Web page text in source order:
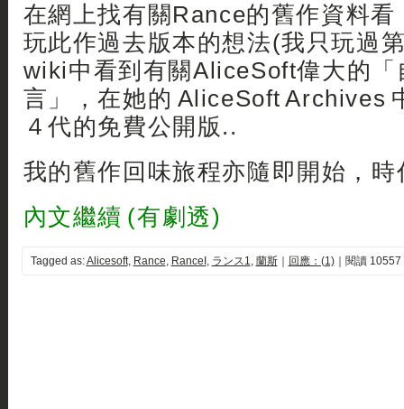
在網上找有關Rance的舊作資料看
玩此作過去版本的想法(我只玩過
wiki中看到有關AliceSoft偉大的「
言」，在她的 AliceSoft Archives
４代的免費公開版..
我的舊作回味旅程亦隨即開始，
內文繼續 (有劇透)
Tagged as:Alicesoft, Rance, RanceI , ランス1, 蘭斯｜ 回應：(1)｜閱讀 10557